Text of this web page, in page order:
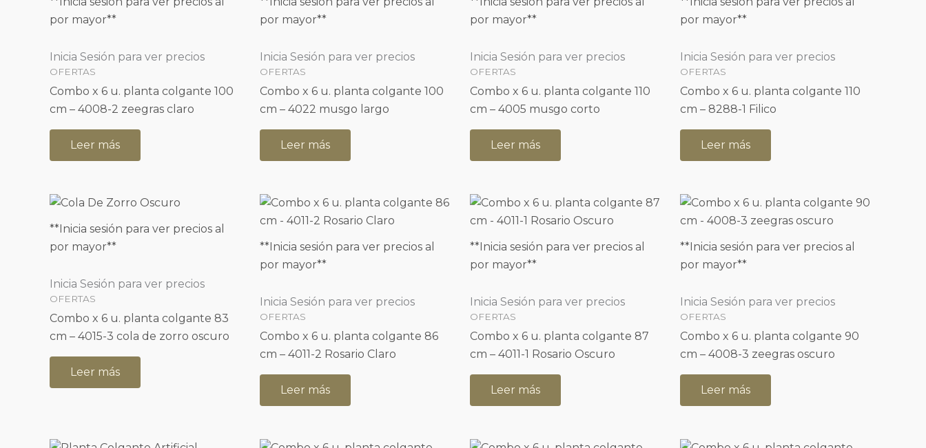
por mayor**
Inicia Sesión para ver precios
OFERTAS
Combo x 6 u. planta colgante 100
cm – 4008-2 zeegras claro
Leer más
por mayor**
Inicia Sesión para ver precios
OFERTAS
Combo x 6 u. planta colgante 100
cm – 4022 musgo largo
Leer más
por mayor**
Inicia Sesión para ver precios
OFERTAS
Combo x 6 u. planta colgante 110
cm – 4005 musgo corto
Leer más
por mayor**
Inicia Sesión para ver precios
OFERTAS
Combo x 6 u. planta colgante 110
cm – 8288-1 Filico
Leer más
**Inicia sesión para ver precios al
por mayor**
Inicia Sesión para ver precios
OFERTAS
Combo x 6 u. planta colgante 83
cm – 4015-3 cola de zorro oscuro
Leer más
**Inicia sesión para ver precios al
por mayor**
Inicia Sesión para ver precios
OFERTAS
Combo x 6 u. planta colgante 86
cm – 4011-2 Rosario Claro
Leer más
**Inicia sesión para ver precios al
por mayor**
Inicia Sesión para ver precios
OFERTAS
Combo x 6 u. planta colgante 87
cm – 4011-1 Rosario Oscuro
Leer más
**Inicia sesión para ver precios al
por mayor**
Inicia Sesión para ver precios
OFERTAS
Combo x 6 u. planta colgante 90
cm – 4008-3 zeegras oscuro
Leer más